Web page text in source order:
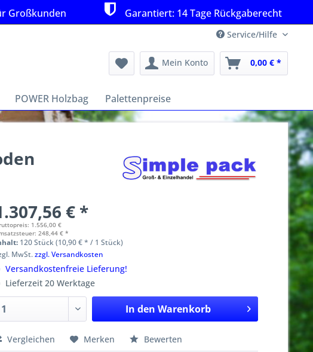
Großkunden Garantiert: 14 Tage Rückgaberecht
Service/Hilfe
Mein Konto 0,00 € *
POWER Holzbag Palettenpreise
€ *
1.556,00 €
248,44 € *
120 Stück (10,90 € * / 1 Stück)
MwSt.zzgl. Versandkosten
Versandkostenfreie Lieferung!
Lieferzeit 20 Werktage
In den Warenkorb
Vergleichen Merken Bewerten